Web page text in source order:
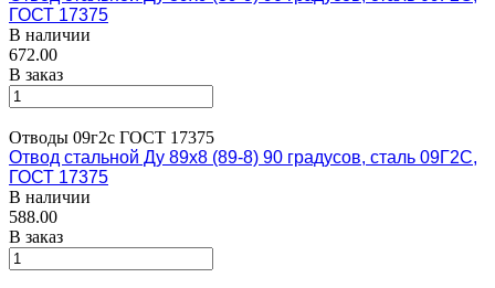
ГОСТ 17375
В наличии
672.00
В заказ
Отводы 09г2с ГОСТ 17375
Отвод стальной Ду 89х8 (89-8) 90 градусов, сталь 09Г2С,
ГОСТ 17375
В наличии
588.00
В заказ